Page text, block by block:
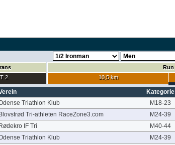
T 2
Run
10,5 km
Kategorie
Triathlon Klub M18-23
Blovstrød Tri-athleten RaceZone3.com M24-39
Rødekro IF Tri M40-44
Triathlon Klub M24-39